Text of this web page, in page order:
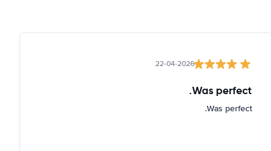
22-04-2026
Was perfect.
Was perfect.